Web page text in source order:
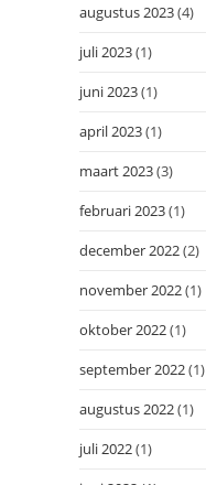
augustus 2023(4)
juli 2023(1)
juni 2023(1)
april 2023(1)
maart 2023(3)
februari 2023(1)
december 2022(2)
november 2022(1)
oktober 2022(1)
september 2022(1)
augustus 2022(1)
juli 2022(1)